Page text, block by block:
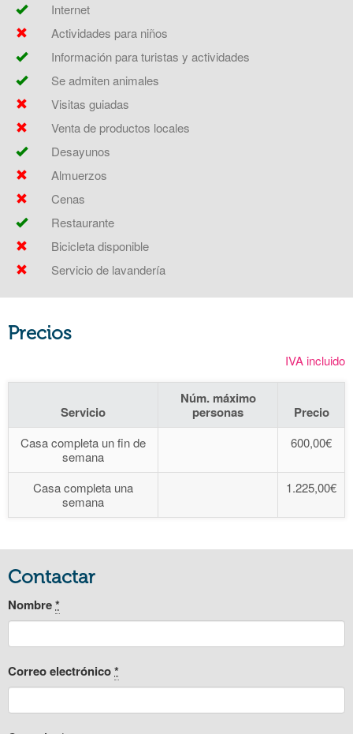
Internet
Actividades para niños
Información para turistas y actividades
Se admiten animales
Visitas guiadas
Venta de productos locales
Desayunos
Almuerzos
Cenas
Restaurante
Bicicleta disponible
Servicio de lavandería
Precios
IVA incluido
Servicio
Núm. máximo
personas
Precio
Casa completa un fin de
semana
600,00€
Casa completa una
semana
1.225,00€
Contactar
Nombre*
Correo electrónico*